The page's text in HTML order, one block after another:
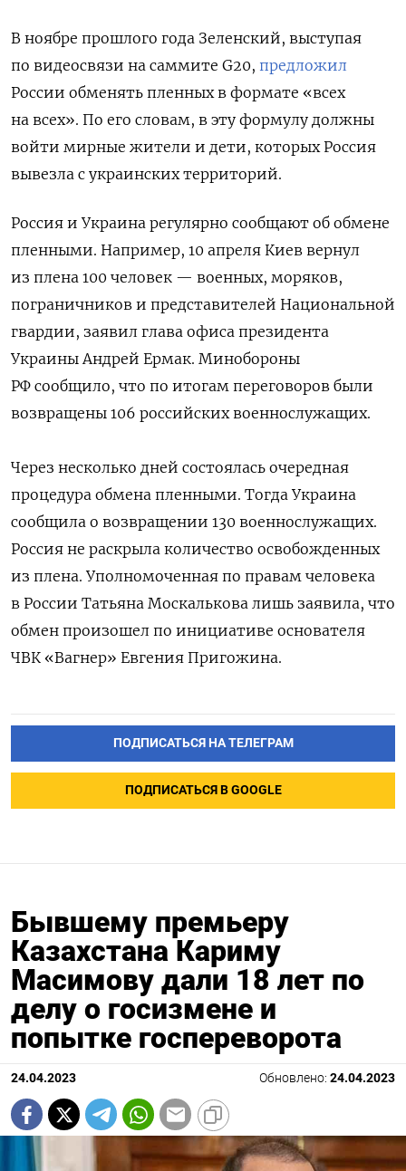
В ноябре прошлого года Зеленский, выступая
по видеосвязи на саммите G20, предложил
России обменять пленных в формате «всех
на всех». По его словам, в эту формулу должны
войти мирные жители и дети, которых Россия
вывезла с украинских территорий.
Россия и Украина регулярно сообщают об обмене
пленными. Например, 10 апреля Киев вернул
из плена 100 человек — военных, моряков,
пограничников и представителей Национальной
гвардии, заявил глава офиса президента
Украины Андрей Ермак. Минобороны
РФ сообщило, что по итогам переговоров были
возвращены 106 российских военнослужащих.
Через несколько дней состоялась очередная
процедура обмена пленными. Тогда Украина
сообщила о возвращении 130 военнослужащих.
Россия не раскрыла количество освобожденных
из плена. Уполномоченная по правам человека
в России Татьяна Москалькова лишь заявила, что
обмен произошел по инициативе основателя
ЧВК «Вагнер» Евгения Пригожина.
ПОДПИСАТЬСЯ НА ТЕЛЕГРАМ
ПОДПИСАТЬСЯ В GOOGLE
Бывшему премьеру
Казахстана Кариму
Масимову дали 18 лет по
делу о госизмене и
попытке госпереворота
24.04.2023 Обновлено: 24.04.2023